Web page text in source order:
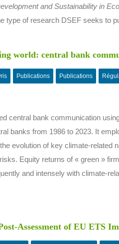
and Sustainability in
type of research DSEF seeks to
world: central bank
Publications Publications
central bank communication
banks from 1986 to 2023. It
evolution of key climate-related
Equity returns of « green »
and intensely with climate-
Assessment of EU ETS